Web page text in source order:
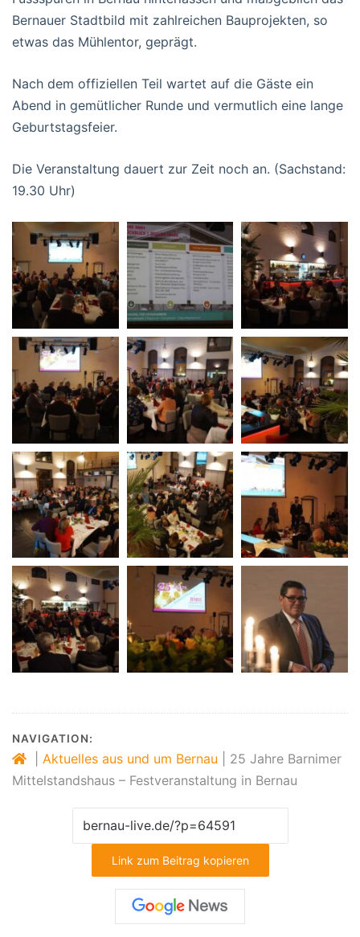
Bernauer Stadtbild mit zahlreichen Bauprojekten, so
etwas das Mühlentor, geprägt.
Nach dem offiziellen Teil wartet auf die Gäste ein
Abend in gemütlicher Runde und vermutlich eine lange
Geburtstagsfeier.
Die Veranstaltung dauert zur Zeit noch an. (Sachstand:
19.30 Uhr)
NAVIGATION:
Aktuelles aus und um Bernau
25 Jahre Barnimer
Mittelstandshaus – Festveranstaltung in Bernau
Link zum Beitrag kopieren